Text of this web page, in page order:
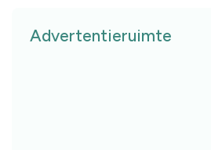
Advertentieruimte